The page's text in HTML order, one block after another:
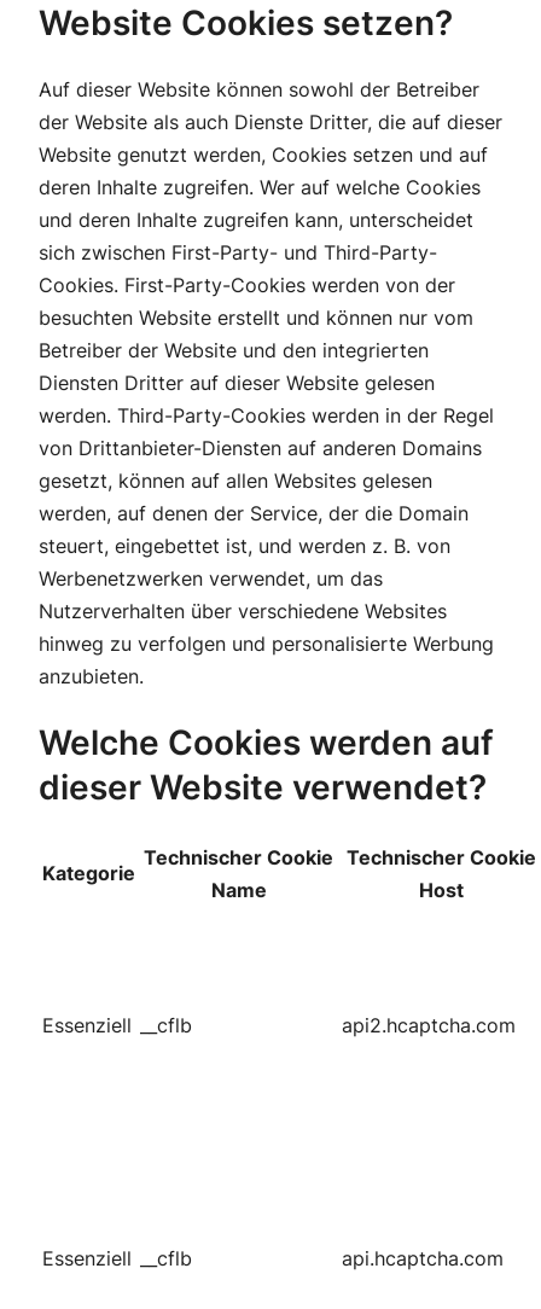
Website Cookies setzen?
Auf dieser Website können sowohl der Betreiber
der Website als auch Dienste Dritter, die auf dieser
Website genutzt werden, Cookies setzen und auf
deren Inhalte zugreifen. Wer auf welche Cookies
und deren Inhalte zugreifen kann, unterscheidet
sich zwischen First-Party- und Third-Party-
Cookies. First-Party-Cookies werden von der
besuchten Website erstellt und können nur vom
Betreiber der Website und den integrierten
Diensten Dritter auf dieser Website gelesen
werden. Third-Party-Cookies werden in der Regel
von Drittanbieter-Diensten auf anderen Domains
gesetzt, können auf allen Websites gelesen
werden, auf denen der Service, der die Domain
steuert, eingebettet ist, und werden z. B. von
Werbenetzwerken verwendet, um das
Nutzerverhalten über verschiedene Websites
hinweg zu verfolgen und personalisierte Werbung
anzubieten.
Welche Cookies werden auf
dieser Website verwendet?
Kategorie
Technischer Cookie
Name
Technischer Cookie
Host
Essenziell __cflb api2.hcaptcha.com
Essenziell __cflb api.hcaptcha.com